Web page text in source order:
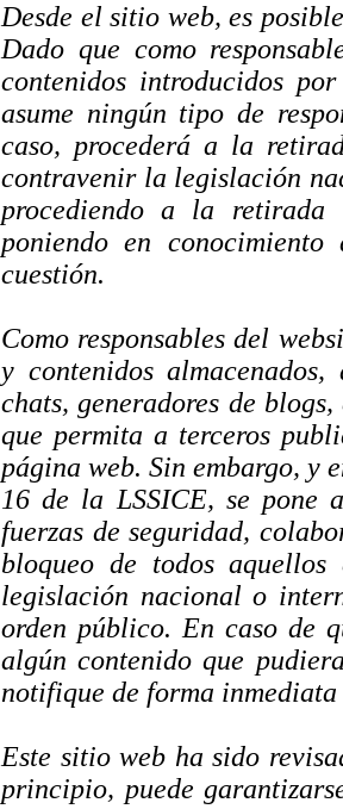
Desde el sitio web, es
Dado que como
contenidos introducidos
asume ningún tipo de
caso, procederá a la
contravenir la legislación
procediendo a la
poniendo en
cuestión.
Como responsables del
y contenidos
chats, generadores de
que permita a terceros
página web. Sin embargo, y
16 de la LSSICE, se pone
fuerzas de seguridad,
bloqueo de todos
legislación nacional o
orden público. En caso de
algún contenido que
notifique de forma
Este sitio web ha sido
principio, puede